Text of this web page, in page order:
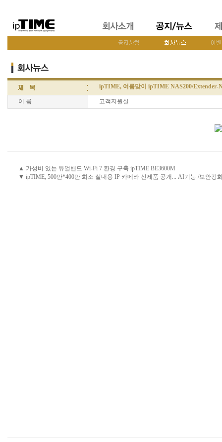
ipTIME, 여름맞이 ipTIME NAS200/Extender-
이 름 고객지원실
▲ 가성비 있는 듀얼밴드 Wi-Fi 7 환경 구축 ipTIME BE3600M
▼ ipTIME, 500만*400만 화소 실내용 IP 카메라 신제품 공개... AI기능 /보안강